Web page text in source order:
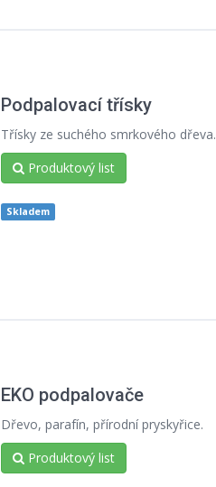
Podpalovací třísky
Třísky ze suchého smrkového dřeva.
Produktový list
Skladem
EKO podpalovače
Dřevo, parafín, přírodní pryskyřice.
Produktový list